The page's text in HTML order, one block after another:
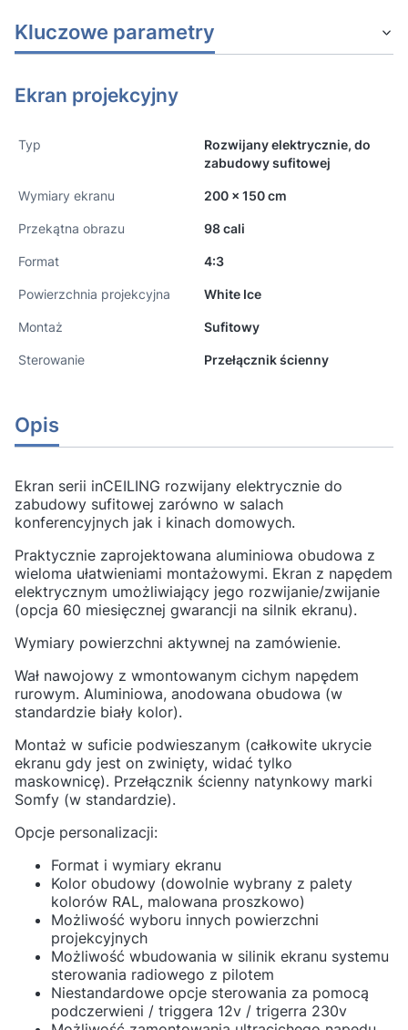
Kluczowe parametry
Ekran projekcyjny
Typ
Rozwijany elektrycznie, do
zabudowy sufitowej
Wymiary ekranu 200 x 150 cm
Przekątna obrazu 98 cali
Format 4:3
Powierzchnia projekcyjna White Ice
Montaż Sufitowy
Sterowanie Przełącznik ścienny
Opis
Ekran serii inCEILING rozwijany elektrycznie do
zabudowy sufitowej zarówno w salach
konferencyjnych jak i kinach domowych.
Praktycznie zaprojektowana aluminiowa obudowa z
wieloma ułatwieniami montażowymi. Ekran z napędem
elektrycznym umożliwiający jego rozwijanie/zwijanie
(opcja 60 miesięcznej gwarancji na silnik ekranu).
Wymiary powierzchni aktywnej na zamówienie.
Wał nawojowy z wmontowanym cichym napędem
rurowym. Aluminiowa, anodowana obudowa (w
standardzie biały kolor).
Montaż w suficie podwieszanym (całkowite ukrycie
ekranu gdy jest on zwinięty, widać tylko
maskownicę). Przełącznik ścienny natynkowy marki
Somfy (w standardzie).
Opcje personalizacji:
Format i wymiary ekranu
Kolor obudowy (dowolnie wybrany z palety
kolorów RAL, malowana proszkowo)
Możliwość wyboru innych powierzchni
projekcyjnych
Możliwość wbudowania w silinik ekranu systemu
sterowania radiowego z pilotem
Niestandardowe opcje sterowania za pomocą
podczerwieni / triggera 12v / trigerra 230v